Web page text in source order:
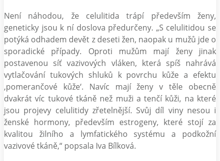
Není náhodou, že celulitida trápí především ženy,
geneticky jsou k ní doslova předurčeny. „S celulitidou se
potýká odhadem devět z deseti žen, naopak u mužů jde o
sporadické případy. Oproti mužům mají ženy jinak
postavenou síť vazivových vláken, která spíš nahrává
vytlačování tukových shluků k povrchu kůže a efektu
‚pomerančové kůže‘. Navíc mají ženy v těle obecně
dvakrát víc tukové tkáně než muži a tenčí kůži, na které
jsou projevy celulitidy zřetelnější. Svůj díl viny nesou i
ženské hormony, především estrogeny, které stojí za
kvalitou žilního a lymfatického systému a podkožní
vazivové tkáně,“ popsala Iva Bílková.